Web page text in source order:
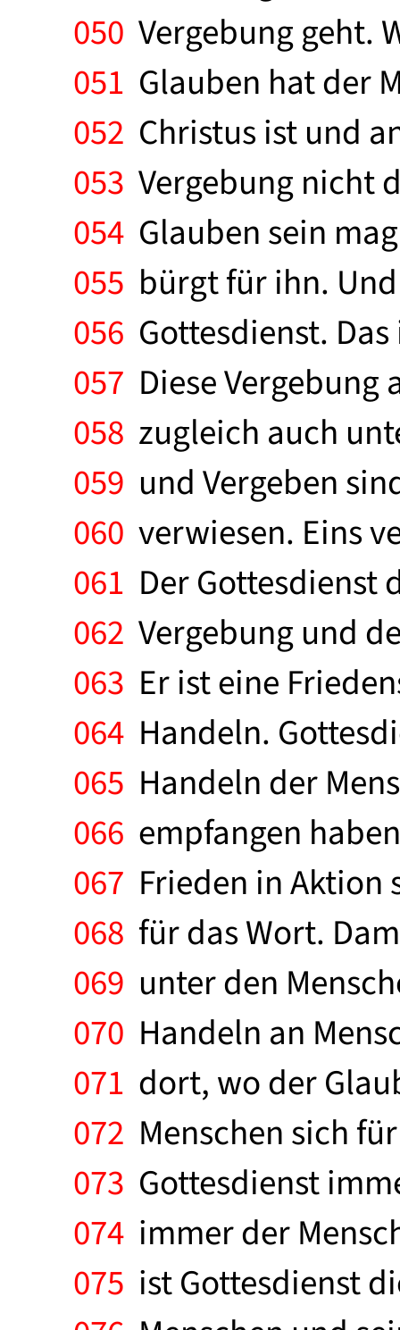
050 Vergebung geht.
051 Glauben hat der
052 Christus ist und
053 Vergebung nicht
054 Glauben sein
055 bürgt für ihn.
056 Gottesdienst.
057 Diese
058 zugleich auch
059 und Vergeben
060 verwiesen. Eins
061 Der Gottesdienst
062 Vergebung und
063 Er ist eine
064 Handeln.
065 Handeln der
066 empfangen
067 Frieden in Aktion
068 für das Wort.
069 unter den
070 Handeln an
071 dort, wo der
072 Menschen sich
073 Gottesdienst
074 immer der
075 ist Gottesdienst